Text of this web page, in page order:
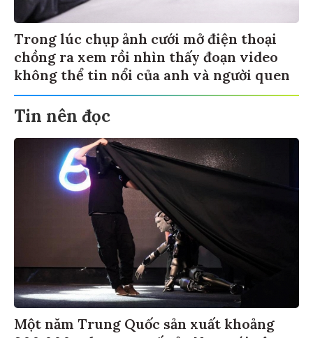
Trong lúc chụp ảnh cưới mở điện thoại
chồng ra xem rồi nhìn thấy đoạn video
không thể tin nổi của anh và người quen
Tin nên đọc
Một năm Trung Quốc sản xuất khoảng